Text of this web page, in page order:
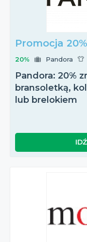
Promocja 20%
20% Pandora
Pandora: 20%
bransoletką,
lub brelokiem